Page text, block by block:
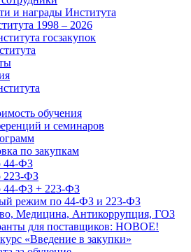
и награды Института
1998 – 2026
госзакупок
обучения
и семинаров
по закупкам
44-ФЗ
223-ФЗ
44-ФЗ + 223-ФЗ
режим по 44-ФЗ и 223-ФЗ
Медицина, Антикоррупция, ГОЗ
для поставщиков: НОВОЕ!
«Введение в закупки»